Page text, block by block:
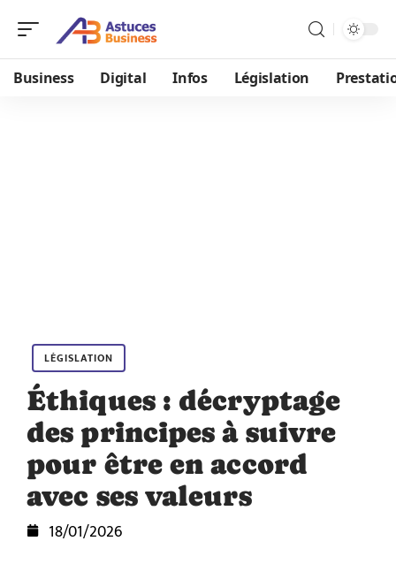
Business Digital Infos Législation
LÉGISLATION
Éthiques : décryptage
des principes à suivre
pour être en accord
avec ses valeurs
18/01/2026